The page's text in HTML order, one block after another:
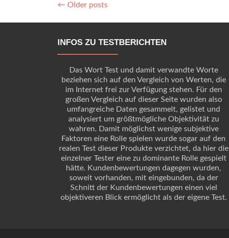
Posts
navigation
← Older posts
INFOS ZU TESTBERICHTEN
Das Wort Test und damit verwandte Worte
beziehen sich auf den Vergleich von Werten, die
im Internet frei zur Verfügung stehen. Für den
großen Vergleich auf dieser Seite wurden also
umfangreiche Daten gesammelt, gelistet und
analysiert um größtmögliche Objektivität zu
wahren. Damit möglichst wenige subjektive
Faktoren eine Rolle spielen wurde sogar auf den
realen Test dieser Produkte verzichtet, da hier die
einzelner Tester eine zu dominante Rolle gespielt
hätte. Kundenbewertungen dagegen wurden,
soweit vorhanden, mit eingebunden, da der
Schnitt der Kundenbewertungen einen viel
objektiveren Blick ermöglicht als der eigene Test.